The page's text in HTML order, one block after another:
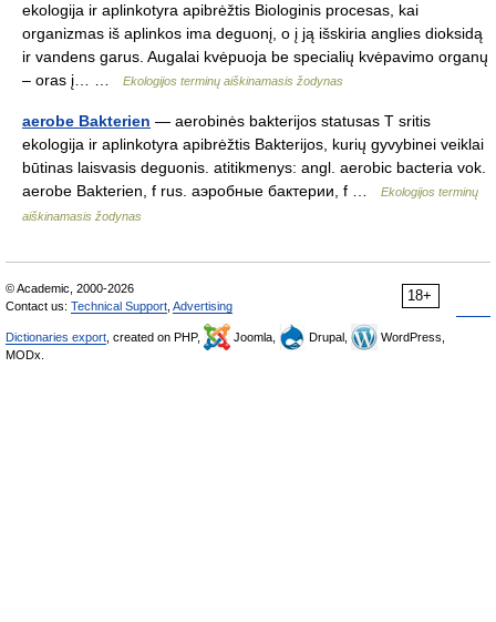
ekologija ir aplinkotyra apibrėžtis Biologinis procesas, kai
organizmas iš aplinkos ima deguonį, o į ją išskiria anglies dioksidą
ir vandens garus. Augalai kvėpuoja be specialių kvėpavimo organų
– oras į… …
Ekologijos terminų aiškinamasis žodynas
aerobe Bakterien — aerobinės bakterijos statusas T sritis
ekologija ir aplinkotyra apibrėžtis Bakterijos, kurių gyvybinei veiklai
būtinas laisvasis deguonis. atitikmenys: angl. aerobic bacteria vok.
aerobe Bakterien, f rus. аэробные бактерии, f …
Ekologijos terminų
aiškinamasis žodynas
18+
© Academic, 2000-2026
Contact us: Technical Support Advertising
Dictionaries export , created on PHP, Joomla, Drupal,
WordPress,
MODx.